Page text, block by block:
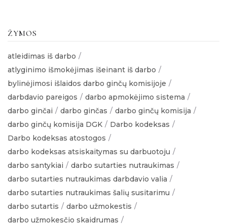
ŽYMOS
atleidimas iš darbo
atlyginimo išmokėjimas išeinant iš darbo
bylinėjimosi išlaidos darbo ginčų komisijoje
darbdavio pareigos
darbo apmokėjimo sistema
darbo ginčai
darbo ginčas
darbo ginčų komisija
darbo ginčų komisija DGK
Darbo kodeksas
Darbo kodeksas atostogos
darbo kodeksas atsiskaitymas su darbuotoju
darbo santykiai
darbo sutarties nutraukimas
darbo sutarties nutraukimas darbdavio valia
darbo sutarties nutraukimas šalių susitarimu
darbo sutartis
darbo užmokestis
darbo užmokesčio skaidrumas